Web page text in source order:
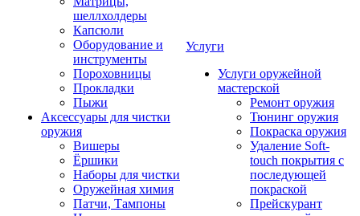
шеллхолдеры
Капсюли
Оборудование и
инструменты
Пороховницы
Прокладки
Пыжи
Аксессуары для чистки
оружия
Вишеры
Ёршики
Наборы для чистки
Оружейная химия
Патчи, Тампоны
Услуги
Услуги оружейной
мастерской
Ремонт оружия
Тюнинг оружия
Покраска оружия
Удаление Soft-
touch покрытия с
последующей
покраской
Прейскурант